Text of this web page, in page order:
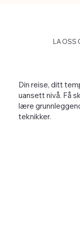
LA OSS
Din reise, ditt
uansett nivå. Få
lære
teknikker.